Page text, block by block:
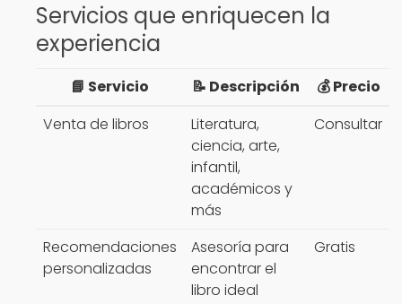
Servicios que enriquecen la
experiencia
📘 Servicio 📝 Descripción
💰 Precio
Venta de libros
Literatura,
ciencia, arte,
infantil,
académicos y
más
Consultar
Recomendaciones
personalizadas
Asesoría para
encontrar el
libro ideal
Gratis